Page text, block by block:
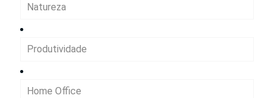
Natureza
Produtividade
Home Office